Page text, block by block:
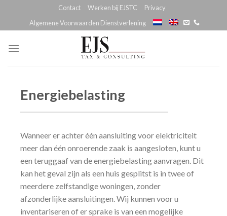
content
Contact Werken bij EJSTC
Privacy
Algemene Voorwaarden Dienstverlening
Energiebelasting
Wanneer er achter één aansluiting voor elektriciteit
meer dan één onroerende zaak is aangesloten, kunt u
een teruggaaf van de energiebelasting aanvragen. Dit
kan het geval zijn als een huis gesplitst is in twee of
meerdere zelfstandige woningen, zonder
afzonderlijke aansluitingen. Wij kunnen voor u
inventariseren of er sprake is van een mogelijke